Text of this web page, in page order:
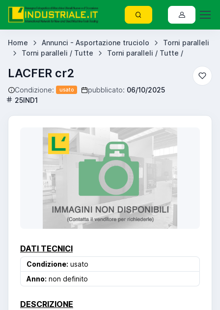
Home Annunci - Asportazione truciolo
Torni paralleli
Torni paralleli / Tutte
Torni paralleli / Tutte /
LACFER cr2
Condizione: usato pubblicato: 06/10/2025
25IND1
DATI TECNICI
Condizione: usato
Anno: non definito
DESCRIZIONE